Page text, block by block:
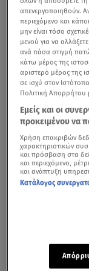
απενεργοποιηθούν.
περιεχόμενο και
μην είναι τόσο
μενού για να
ανά πάσα στιγμή
κάτω μέρος της
αριστερό μέρος της
σε ισχύ στον
Πολιτική Απορρήτου
Εμείς και οι
προκειμένου να
Χρήση επακριβών
χαρακτηριστικών
και πρόσβαση στα
και περιεχόμενο,
και ανάπτυξη
Κατάλογος